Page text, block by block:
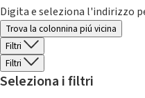
Digita e seleziona l'indirizzo
Trova la colonnina piú vicina
Filtri
Filtri
Seleziona i filtri